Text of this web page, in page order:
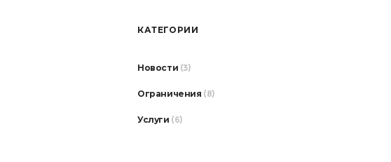
КАТЕГОРИИ
Новости (3)
Ограничения (8)
Услуги (6)